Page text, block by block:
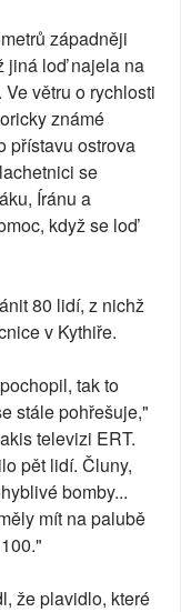
západněji
jiná loď najela na
větru o rychlosti
známé
přístavu ostrova
se
Íránu a
když se loď
80 lidí, z nichž
v Kythiře.
tak to
stále pohřešuje,"
televizi ERT.
pět lidí. Čluny,
bomby...
mít na palubě
že plavidlo, které